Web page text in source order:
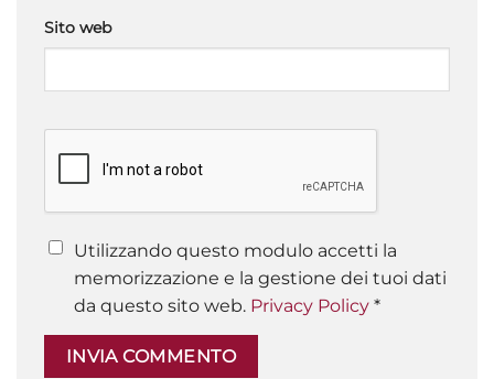
Sito web
Utilizzando questo modulo accetti la
memorizzazione e la gestione dei tuoi dati
da questo sito web. Privacy Policy *